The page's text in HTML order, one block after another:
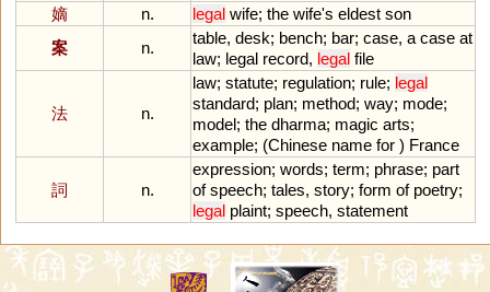
嫡
n. legal wife; the wife's eldest son
案
n.
table, desk; bench; bar; case, a case at
law; legal record, legal file
法 n.
law; statute; regulation; rule; legal
standard; plan; method; way; mode;
model; the dharma; magic arts;
example; (Chinese name for ) France
詞 n.
expression; words; term; phrase; part
of speech; tales, story; form of poetry;
legal plaint; speech, statement